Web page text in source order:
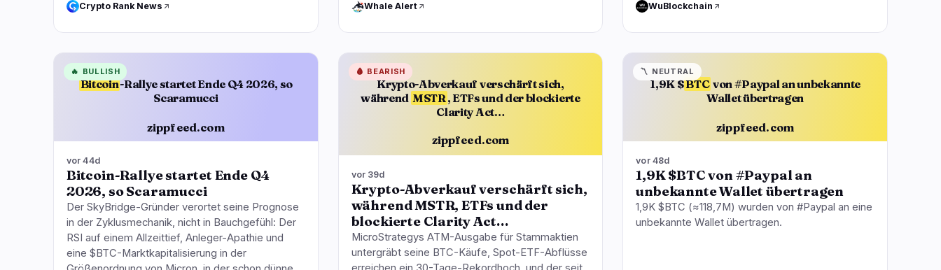
Crypto Rank News Whale Alert WuBlockchain
Bitcoin-Rallye startet Ende Q4 2026, so
Scaramucci
zippfeed.com
🔥 BULLISH
vor 44d
Bitcoin-Rallye startet Ende Q4
2026, so Scaramucci
Der SkyBridge-Gründer verortet seine Prognose
in der Zyklusmechanik, nicht in Bauchgefühl: Der
RSI auf einem Allzeittief, Anleger-Apathie und
eine $BTC-Marktkapitalisierung in der
Krypto-Abverkauf verschärft sich,
während MSTR , ETFs und der blockierte
Clarity Act…
zippfeed.com
🩸 BEARISH
vor 39d
Krypto-Abverkauf verschärft sich,
während MSTR, ETFs und der
blockierte Clarity Act…
MicroStrategys ATM-Ausgabe für Stammaktien
untergräbt seine BTC-Käufe, Spot-ETF-Abflüsse
1,9K $BTC von #Paypal an unbekannte
Wallet übertragen
zippfeed.com
〽️ NEUTRAL
vor 48d
1,9K $BTC von #Paypal an
unbekannte Wallet übertragen
1,9K $BTC (≈118,7M) wurden von #Paypal an eine
unbekannte Wallet übertragen.